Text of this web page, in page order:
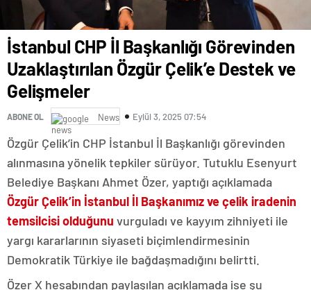
İstanbul CHP İl Başkanlığı Görevinden
Uzaklaştırılan Özgür Çelik’e Destek ve
Gelişmeler
ABONE OL News Eylül 3, 2025 07:54
Özgür Çelik’in CHP İstanbul İl Başkanlığı görevinden
alınmasına yönelik tepkiler sürüyor. Tutuklu Esenyurt
Belediye Başkanı Ahmet Özer, yaptığı açıklamada
Özgür Çelik’in İstanbul İl Başkanımız ve çelik iradenin
temsilcisi olduğunu vurguladı ve kayyım zihniyeti ile
yargı kararlarının siyaseti biçimlendirmesinin
Demokratik Türkiye ile bağdaşmadığını belirtti.
Özer X hesabından paylaşılan açıklamada ise şu